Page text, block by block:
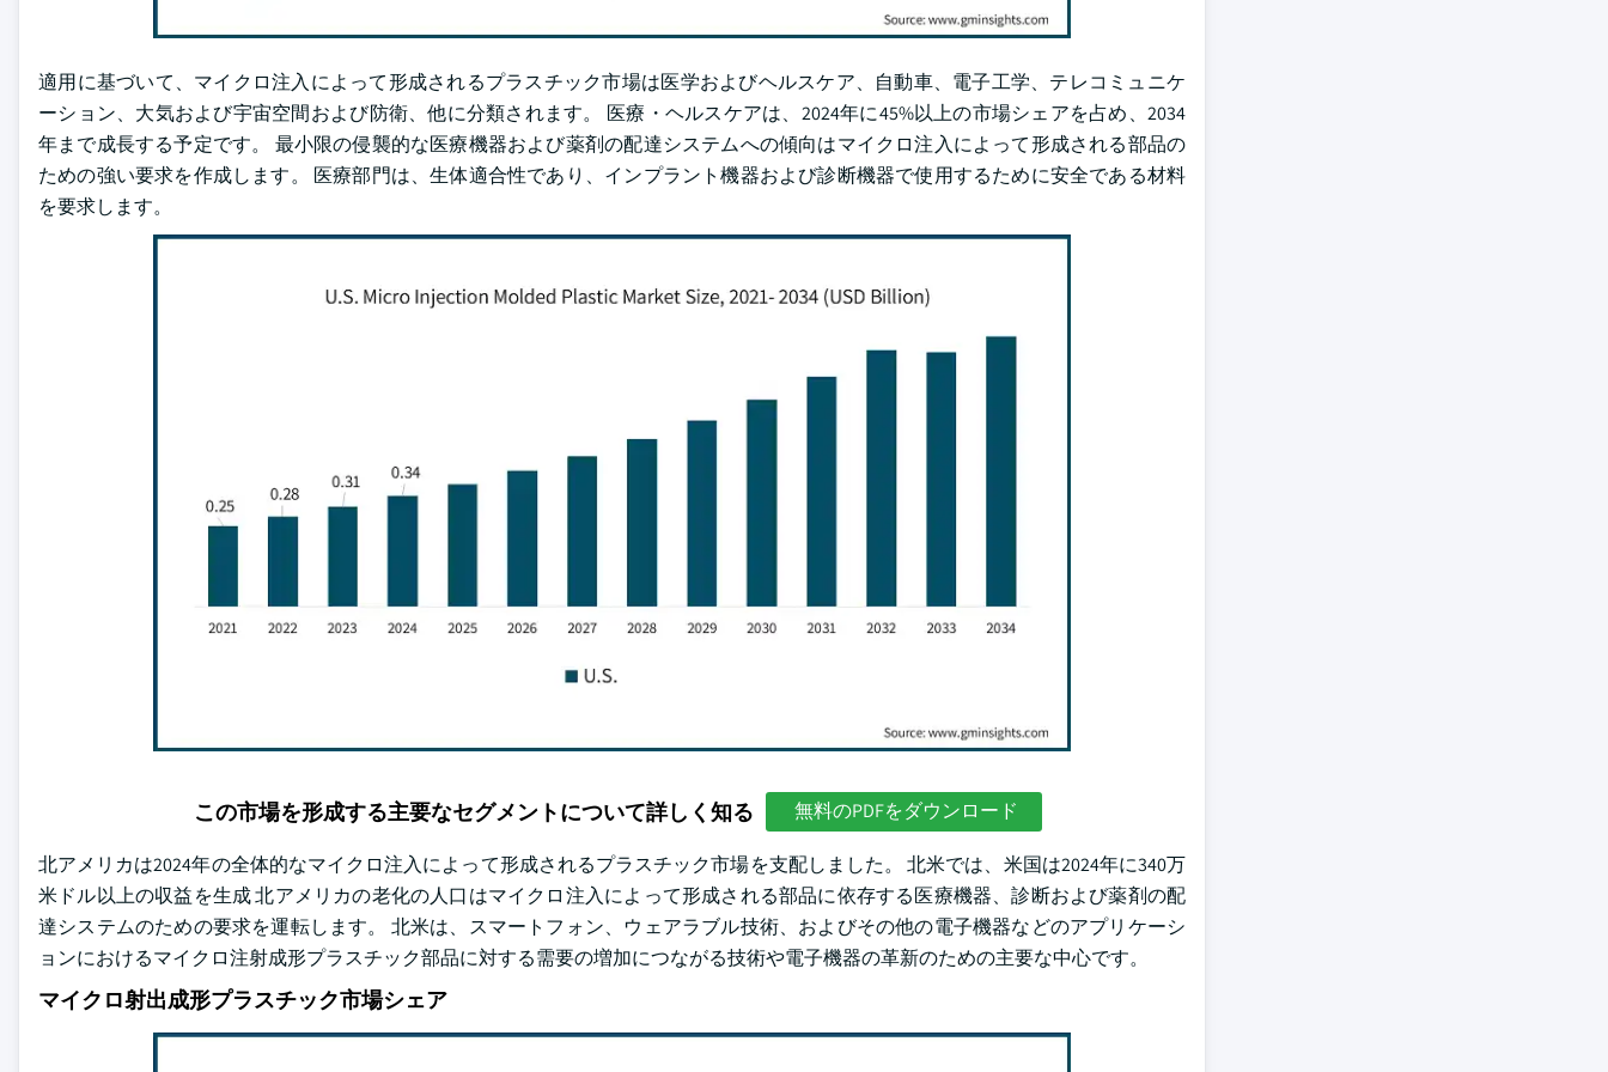
適用に基づいて、マイクロ注入によって形成されるプラスチック市場は医学およびヘルスケア、自動車、電子工学、テレコミュニケ
ーション、大気および宇宙空間および防衛、他に分類されます。 医療・ヘルスケアは、2024年に45%以上の市場シェアを占め、2034
年まで成長する予定です。 最小限の侵襲的な医療機器および薬剤の配達システムへの傾向はマイクロ注入によって形成される部品の
ための強い要求を作成します。 医療部門は、生体適合性であり、インプラント機器および診断機器で使用するために安全である材料
を要求します。
この市場を形成する主要なセグメントについて詳しく知る 無料のPDFをダウンロード
北アメリカは2024年の全体的なマイクロ注入によって形成されるプラスチック市場を支配しました。 北米では、米国は2024年に340万
米ドル以上の収益を生成 北アメリカの老化の人口はマイクロ注入によって形成される部品に依存する医療機器、診断および薬剤の配
達システムのための要求を運転します。 北米は、スマートフォン、ウェアラブル技術、およびその他の電子機器などのアプリケーシ
ョンにおけるマイクロ注射成形プラスチック部品に対する需要の増加につながる技術や電子機器の革新のための主要な中心です。
マイクロ射出成形プラスチック市場シェア